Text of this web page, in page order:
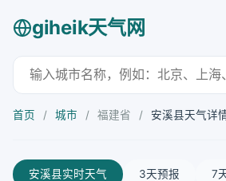
giheik天气网
首页 / 城市 / 福建省 / 安溪县天气详
安溪县实时天气 3天预报 7